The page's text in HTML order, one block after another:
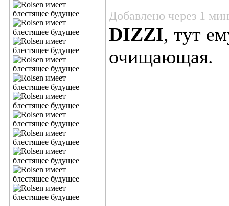
Добавлено через 1
DIZZI, тут
очищающая.